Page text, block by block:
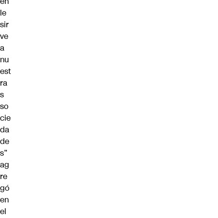
le
sir
ve
a
nu
est
ra
s
so
cie
da
de
s”
ag
re
gó
en
el